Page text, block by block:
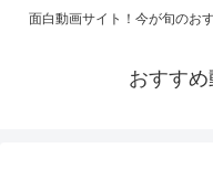
面白動画サイト！今が旬のお
おすすめ